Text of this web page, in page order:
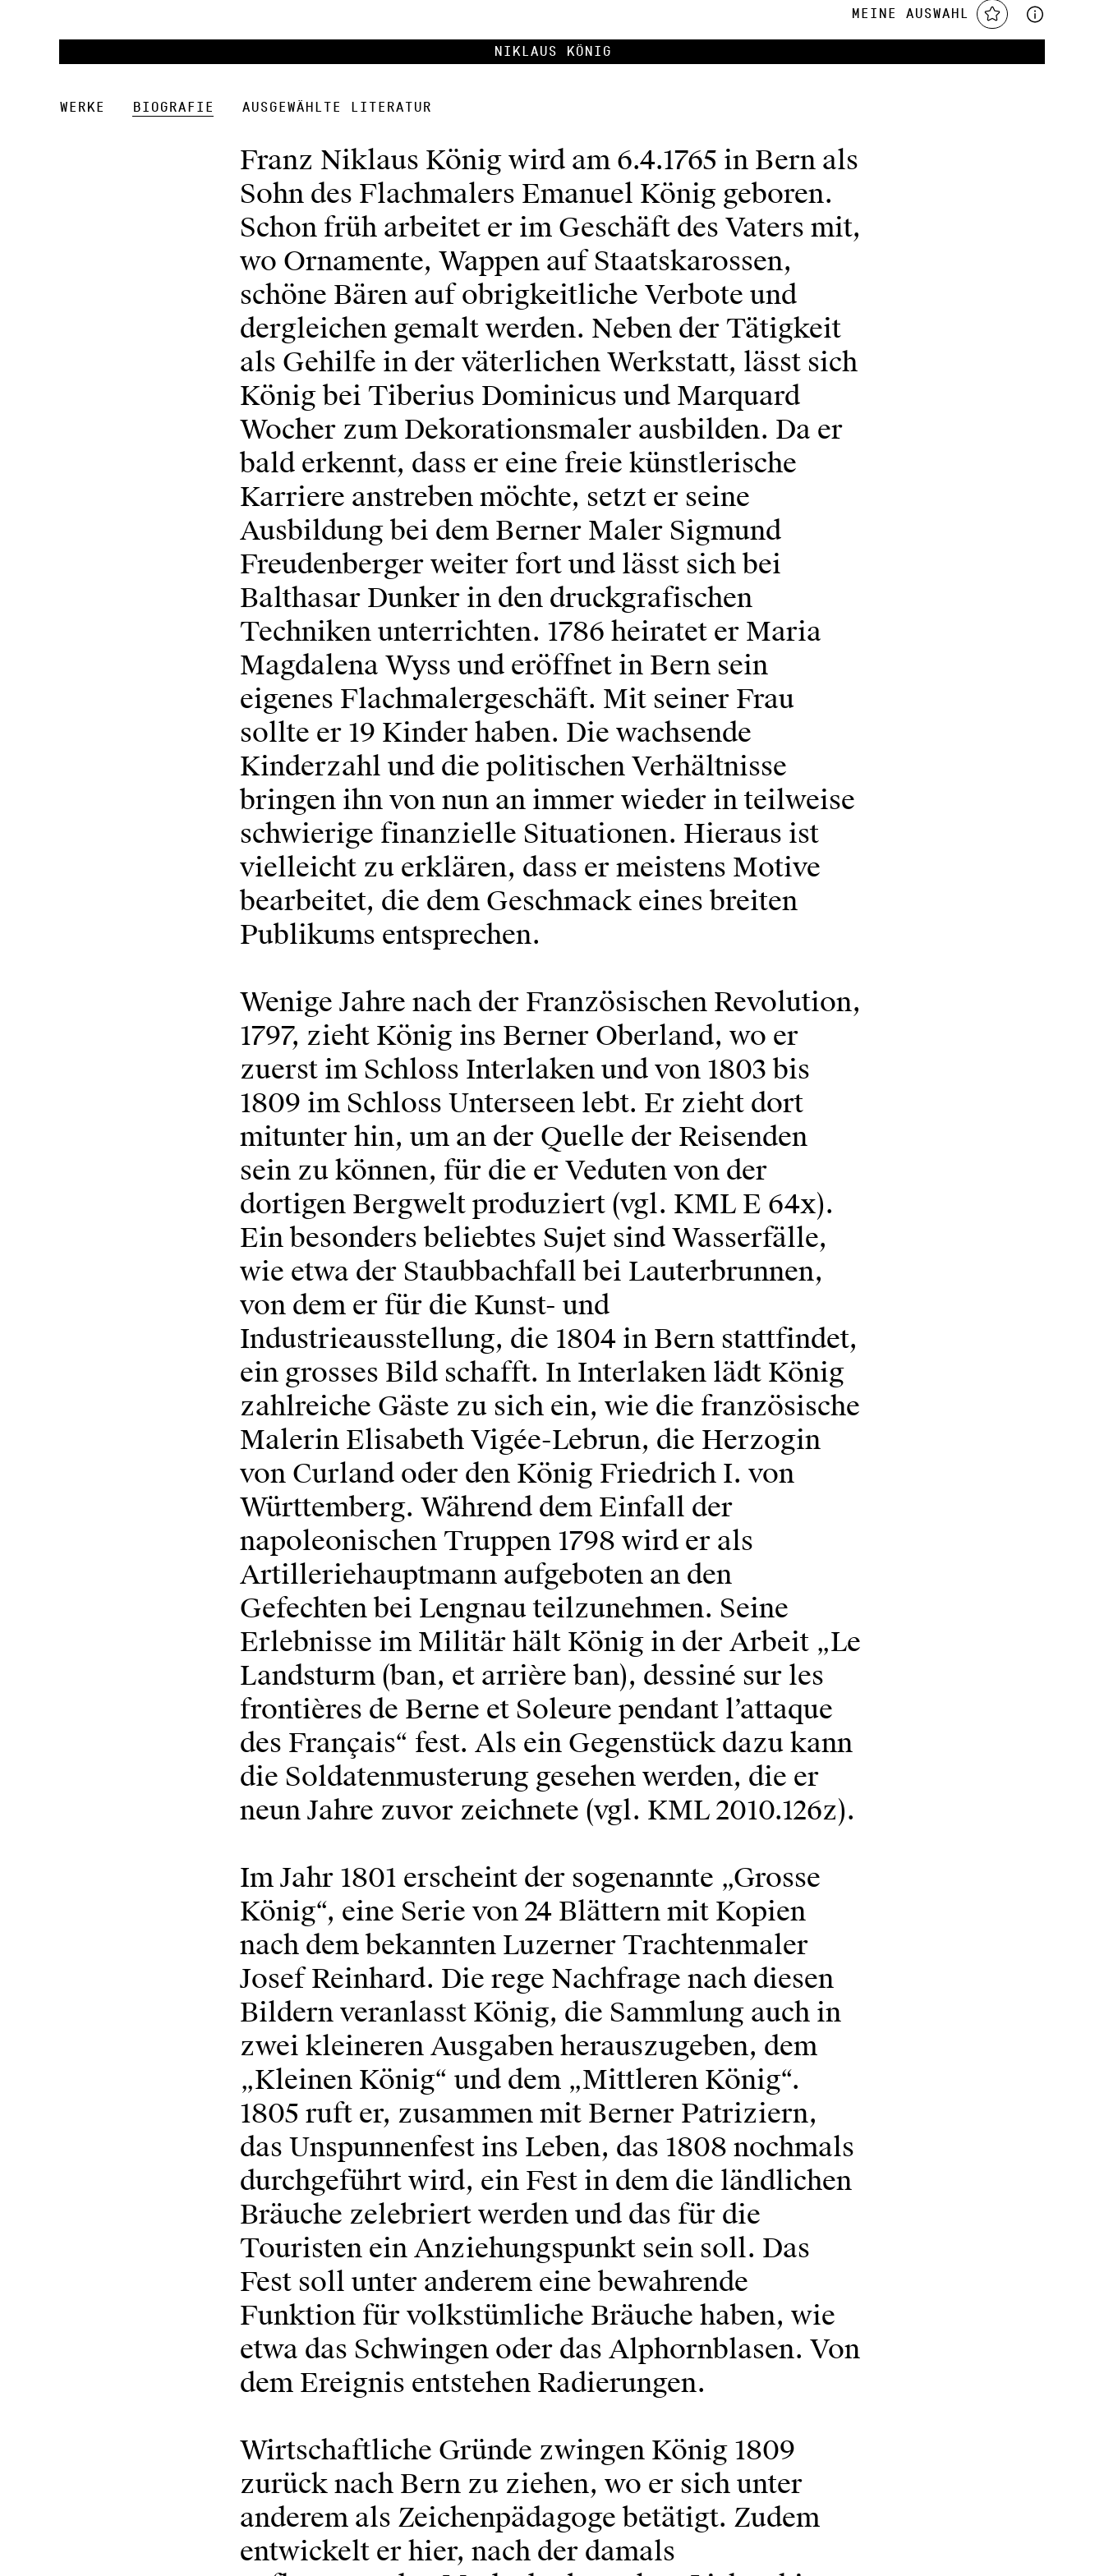
Meine Auswahl
Niklaus König
Werke Biografie Ausgewählte Literatur
Franz Niklaus König wird am 6.4.1765 in Bern als
Sohn des Flachmalers Emanuel König geboren.
Schon früh arbeitet er im Geschäft des Vaters mit,
wo Ornamente, Wappen auf Staatskarossen,
schöne Bären auf obrigkeitliche Verbote und
dergleichen gemalt werden. Neben der Tätigkeit
als Gehilfe in der väterlichen Werkstatt, lässt sich
König bei Tiberius Dominicus und Marquard
Wocher zum Dekorationsmaler ausbilden. Da er
bald erkennt, dass er eine freie künstlerische
Karriere anstreben möchte, setzt er seine
Ausbildung bei dem Berner Maler Sigmund
Freudenberger weiter fort und lässt sich bei
Balthasar Dunker in den druckgrafischen
Techniken unterrichten. 1786 heiratet er Maria
Magdalena Wyss und eröffnet in Bern sein
eigenes Flachmalergeschäft. Mit seiner Frau
sollte er 19 Kinder haben. Die wachsende
Kinderzahl und die politischen Verhältnisse
bringen ihn von nun an immer wieder in teilweise
schwierige finanzielle Situationen. Hieraus ist
vielleicht zu erklären, dass er meistens Motive
bearbeitet, die dem Geschmack eines breiten
Publikums entsprechen.
Wenige Jahre nach der Französischen Revolution,
1797, zieht König ins Berner Oberland, wo er
zuerst im Schloss Interlaken und von 1803 bis
1809 im Schloss Unterseen lebt. Er zieht dort
mitunter hin, um an der Quelle der Reisenden
sein zu können, für die er Veduten von der
dortigen Bergwelt produziert (vgl. KML E 64x).
Ein besonders beliebtes Sujet sind Wasserfälle,
wie etwa der Staubbachfall bei Lauterbrunnen,
von dem er für die Kunst- und
Industrieausstellung, die 1804 in Bern stattfindet,
ein grosses Bild schafft. In Interlaken lädt König
zahlreiche Gäste zu sich ein, wie die französische
Malerin Elisabeth Vigée-Lebrun, die Herzogin
von Curland oder den König Friedrich I. von
Württemberg. Während dem Einfall der
napoleonischen Truppen 1798 wird er als
Artilleriehauptmann aufgeboten an den
Gefechten bei Lengnau teilzunehmen. Seine
Erlebnisse im Militär hält König in der Arbeit „Le
Landsturm (ban, et arrière ban), dessiné sur les
frontières de Berne et Soleure pendant l’attaque
des Français“ fest. Als ein Gegenstück dazu kann
die Soldatenmusterung gesehen werden, die er
neun Jahre zuvor zeichnete (vgl. KML 2010.126z).
Im Jahr 1801 erscheint der sogenannte „Grosse
König“, eine Serie von 24 Blättern mit Kopien
nach dem bekannten Luzerner Trachtenmaler
Josef Reinhard. Die rege Nachfrage nach diesen
Bildern veranlasst König, die Sammlung auch in
zwei kleineren Ausgaben herauszugeben, dem
„Kleinen König“ und dem „Mittleren König“.
1805 ruft er, zusammen mit Berner Patriziern,
das Unspunnenfest ins Leben, das 1808 nochmals
durchgeführt wird, ein Fest in dem die ländlichen
Bräuche zelebriert werden und das für die
Touristen ein Anziehungspunkt sein soll. Das
Fest soll unter anderem eine bewahrende
Funktion für volkstümliche Bräuche haben, wie
etwa das Schwingen oder das Alphornblasen. Von
dem Ereignis entstehen Radierungen.
Wirtschaftliche Gründe zwingen König 1809
zurück nach Bern zu ziehen, wo er sich unter
anderem als Zeichenpädagoge betätigt. Zudem
entwickelt er hier, nach der damals